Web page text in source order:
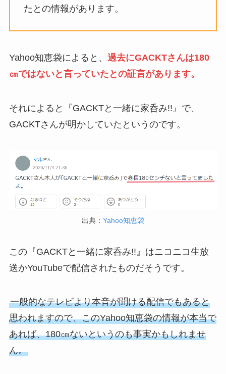
たとの情報があります。
Yahoo知恵袋によると、 過去にGACKTさんは180
㎝ではないと言っていたとの証言があります。
それによると『GACKTと一緒に家呑み!!』で、
GACKTさんが明かしていたというのです。
出典： Yahoo知恵袋
この『GACKTと一緒に家呑み!!』はニコニコ生放
送かYouTubeで配信されたものだそうです。
一般的なテレビより本音が聞ける配信でもあると
思われますので、このYahoo知恵袋の情報が本当で
あれば、180㎝ないというのも事実かもしれませ
ん。